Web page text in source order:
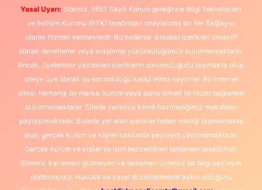
Yasal Uyarı: Sitemiz, 5651 Sayılı Kanun gereğince Bilgi Teknolojileri
ve İletişim Kurumu (BTK) tarafından onaylanmış bir Yer Sağlayıcı
olarak hizmet vermektedir. Bu nedenle, sitedeki içerikleri proaktif
olarak denetleme veya araştırma yükümlülüğümüz bulunmamaktadır.
Ancak, üyelerimiz yazdıkları içeriklerin sorumluluğunu taşımakta olup,
siteye üye olarak bu sorumluluğu kabul etmiş sayılırlar. Bu internet
sitesi, herhangi bir marka, kurum veya şahıs şirketi ile hiçbir bağlantısı
bulunmamaktadır. Sitede yalnızca kendi hazırladığımız makaleler
paylaşılmaktadır. Burada yer alan içerikler haber niteliği taşımamakta
olup, gerçek kurum ve kişiler hakkında paylaşım yapılmamaktadır.
Gerçek kurum ve kişiler ile isim benzerlikleri tamamen tesadüfidir.
Sitemiz, kar amacı gütmeyen ve tamamen ücretsiz bir bilgi paylaşım
platformudur. Hukuka ve yasal düzenlemelere aykırı olduğunu